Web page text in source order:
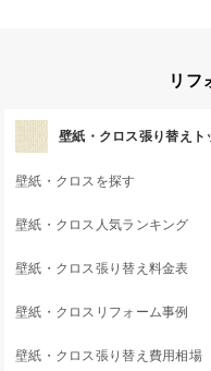
リフ
壁紙・クロス張り替えト
壁紙・クロスを探す
壁紙・クロス人気ランキング
壁紙・クロス張り替え料金表
壁紙・クロスリフォーム事例
壁紙・クロス張り替え費用相場